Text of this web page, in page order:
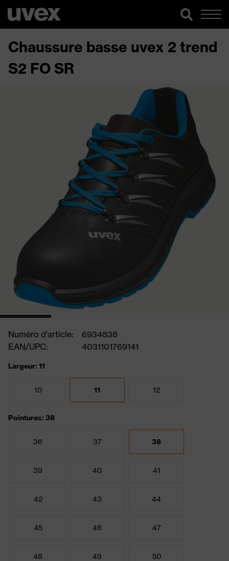
Chaussure basse uvex 2 trend
S2 FO SR
Numéro d'article:
6934838
EAN/UPC:
4031101769141
Largeur: 11
10 11 12
Pointures: 38
36 37 38
39 40 41
42 43 44
45 46 47
48 49 50